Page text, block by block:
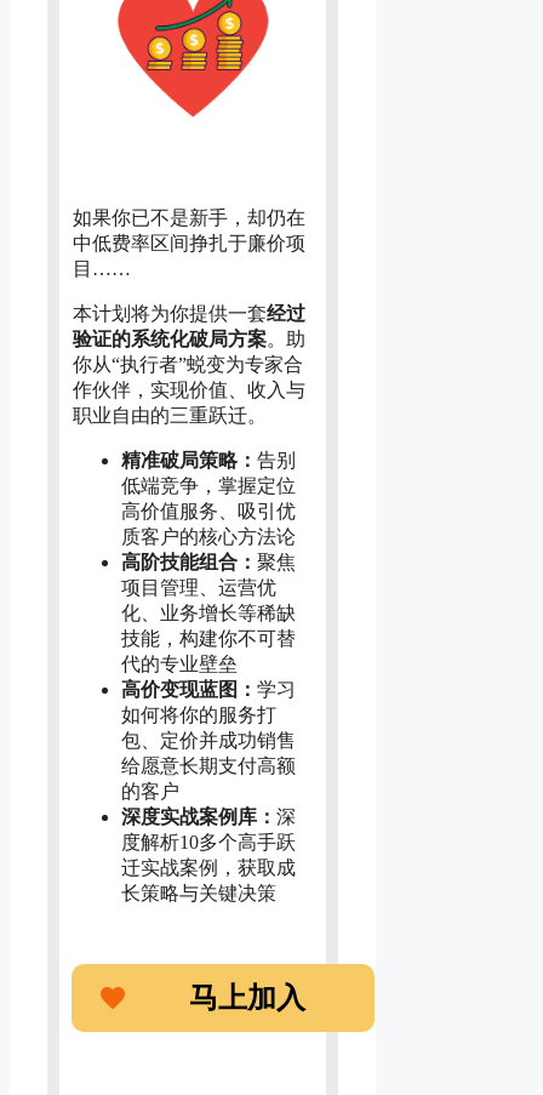
如果你已不是新手，却仍在
中低费率区间挣扎于廉价项
目……
本计划将为你提供一套经过
验证的系统化破局方案。助
你从“执行者”蜕变为专家合
作伙伴，实现价值、收入与
职业自由的三重跃迁。
精准破局策略： 告别
低端竞争，掌握定位
高价值服务、吸引优
质客户的核心方法论
高阶技能组合： 聚焦
项目管理、运营优
化、业务增长等稀缺
技能，构建你不可替
代的专业壁垒
高价变现蓝图： 学习
如何将你的服务打
包、定价并成功销售
给愿意长期支付高额
的客户
深度实战案例库： 深
度解析10多个高手跃
迁实战案例，获取成
长策略与关键决策
马上加入